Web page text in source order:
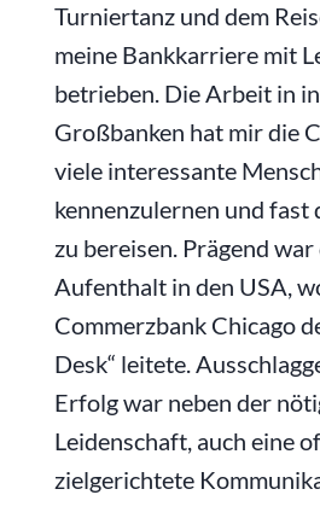
Turniertanz und dem
meine Bankkarriere mit
betrieben. Die Arbeit in
Großbanken hat mir die
viele interessante
kennenzulernen und fast
zu bereisen. Prägend
Aufenthalt in den USA,
Commerzbank Chicago
Desk“ leitete.
Erfolg war neben der
Leidenschaft, auch eine
zielgerichtete